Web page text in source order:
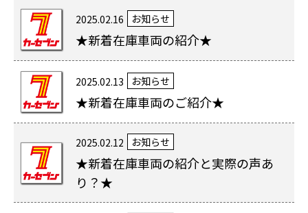
2025.02.16 お知らせ
★新着在庫車両の紹介★
2025.02.13 お知らせ
★新着在庫車両のご紹介★
2025.02.12 お知らせ
★新着在庫車両の紹介と実際の声あ
り？★